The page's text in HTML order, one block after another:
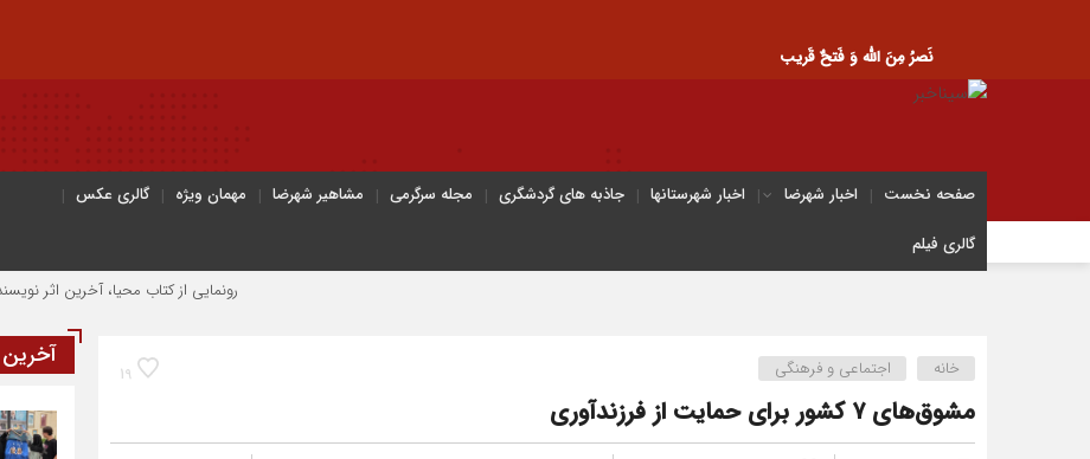
نَصرُ مِنَ الله وَ فَتحٌ قَریب
صفحه نخست اخبار شهرضا اخبار شهرستانها جاذبه های گردشگری مجله سرگرمی مشاهیر شهرضا مهمان ویژه
گالری عکس
گالری فیلم
رونمایی از کتاب محیا، آخرین اثر نویسنده جوان شهرضایی
19 خانه اجتماعی و فرهنگی
مشوق‌های ۷ کشور برای حمایت از فرزندآوری